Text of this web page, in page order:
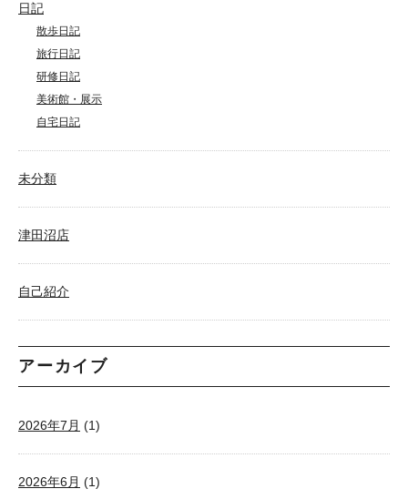
日記
散歩日記
旅行日記
研修日記
美術館・展示
自宅日記
未分類
津田沼店
自己紹介
アーカイブ
2026年7月 (1)
2026年6月 (1)